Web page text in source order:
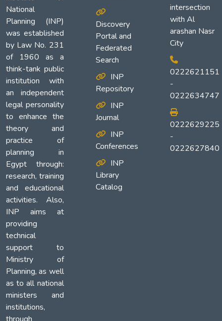
National
Planning (INP)
was established
by Law No. 231
of 1960 as a
think-tank public
institution with
an independent
legal personality
to enhance the
theory and
practice of
planning in
Egypt through:
research, training
and educational
activities. Also,
INP aims at
providing
technical
support to
Ministry of
Planning, as well
as to all national
ministers and
institutions,
Discovery
Portal and
Federated
Search
INP
Repository
INP
Journal
INP
Conferences
INP
Library
Catalog
intersection
with Al
arashan Nasr
City
0222621151
-
0222634747
0222629225
-
0222627840